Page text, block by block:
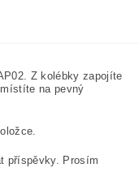
Z kolébky zapojíte
na pevný
příspěvky. Prosím